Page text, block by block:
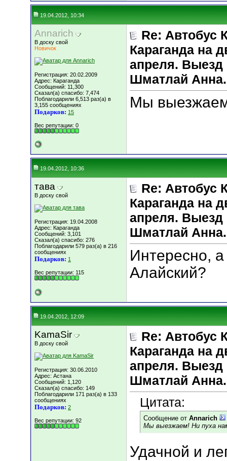
19.04.2012, 10:34
Annarich
В доску свой
Новичок
Регистрация: 20.02.2009
Адрес: Караганда
Сообщений: 11,300
Сказал(а) спасибо: 7,474
Поблагодарили 6,513 раз(а) в
3,155 сообщениях
Подарков: 15
Вес репутации: 0
Re: Автобус
Караганда на
апреля. Выезд
Шматлай Анна.
Мы
19.04.2012, 10:36
тава
В доску свой
Регистрация: 19.04.2008
Адрес: Караганда
Сообщений: 3,101
Сказал(а) спасибо: 276
Поблагодарили 579 раз(а) в 216
сообщениях
Подарков: 1
Вес репутации: 115
Re: Автобус
Караганда на
апреля. Выезд
Шматлай Анна.
Интересно,
Алайский?
19.04.2012, 12:09
KamaSir
В доску свой
Регистрация: 30.06.2010
Адрес: Астана
Сообщений: 1,120
Сказал(а) спасибо: 149
Поблагодарили 171 раз(а) в 133
сообщениях
Подарков: 2
Вес репутации: 92
Re: Автобус
Караганда на
апреля. Выезд
Шматлай Анна.
Цитата:
Сообщение от Annarich
Мы выезжаем! Ни пуха
Удачной и